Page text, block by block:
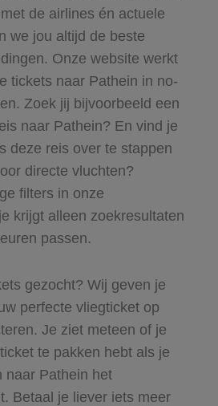
de airlines én actuele
we jou altijd de beste
Onze website werkt
tickets naar Pathein in no-
Zoek jij bijvoorbeeld een
naar Pathein? En vind je
deze reis over te stappen
directe vluchten?
filters in onze
krijgt alleen zoekresultaten
passen.
gezocht? Wij geven je
perfecte vliegticket op
Je ziet meteen of je
te pakken hebt als je
naar Pathein het
Betaal je liever iets meer